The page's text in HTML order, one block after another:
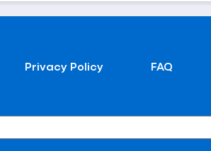
Privacy Policy FAQ